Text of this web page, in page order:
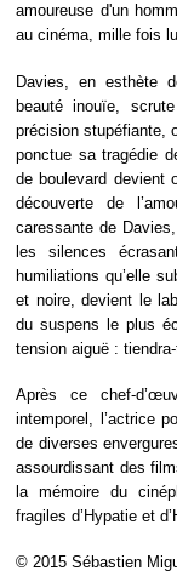
amoureuse d'un
au cinéma, mille fois
Davies, en esthète
beauté inouïe,
précision stupéfiante,
ponctue sa tragédie
de boulevard devient
découverte de
caressante de
les silences
humiliations qu’elle
et noire, devient le
du suspens le plus
tension aiguë :
Après ce chef-
intemporel, l’actrice
de diverses
assourdissant des
la mémoire du
fragiles d’Hypatie et
© 2015 Sébastien